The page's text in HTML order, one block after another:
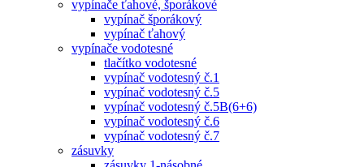
vypínače ťahové, šporákové
vypínač šporákový
vypínač ťahový
vypínače vodotesné
tlačítko vodotesné
vypínač vodotesný č.1
vypínač vodotesný č.5
vypínač vodotesný č.5B(6+6)
vypínač vodotesný č.6
vypínač vodotesný č.7
zásuvky